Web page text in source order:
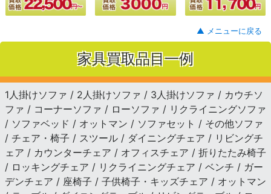
▲ メニューに戻る
家具買取品目一例
1人掛けソファ / 2人掛けソファ / 3人掛けソファ / カウチソ
ファ / コーナーソファ / ローソファ / リクライニングソファ
/ ソファベッド / オットマン / ソファセット / その他ソファ
/ チェア・椅子 / スツール / ダイニングチェア / リビングチ
ェア / カウンターチェア / オフィスチェア / 折りたたみ椅子
/ ロッキングチェア / リクライニングチェア / ベンチ / ガー
デンチェア / 座椅子 / 子供椅子・キッズチェア / オットマン